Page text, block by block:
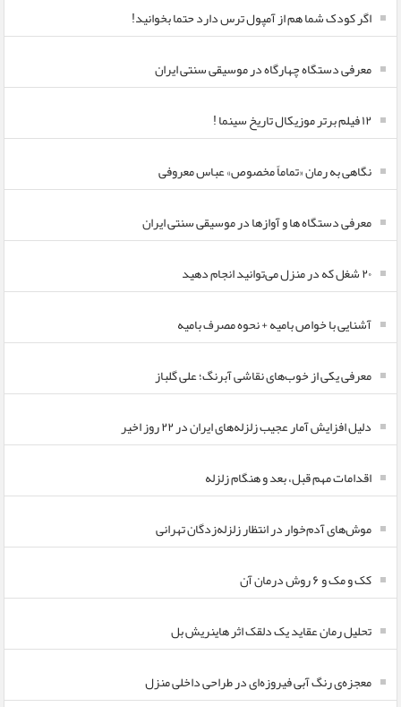
اگر کودک شما هم از آمپول ترس دارد حتما بخوانید!
معرفی دستگاه چهارگاه در موسیقی سنتی ایران
۱۲ فیلم برتر موزیکال تاریخ سینما !
نگاهی به رمان «تماماً مخصوص» عباس معروفی
معرفی دستگاه ها و آوازها در موسیقی سنتی ایران
۲۰ شغل که در منزل می‌توانید انجام دهید
آشنایی با خواص بامیه + نحوه مصرف بامیه
معرفی یکی از خوب‌های نقاشی آبرنگ؛ علی گلباز
دلیل افزایش آمار عجیب زلزله‌های ایران در ۲۲ روز اخیر
اقدامات مهم قبل، بعد و هنگام زلزله
موش‌های آدم‌خوار در انتظار زلزله‌زدگان تهرانی
کک و مک و ۶ روش درمان آن
تحلیل رمان عقاید یک دلقک اثر هاینریش بل
معجزه‌ی رنگ آبی فیروزه‌ای در طراحی داخلی منزل